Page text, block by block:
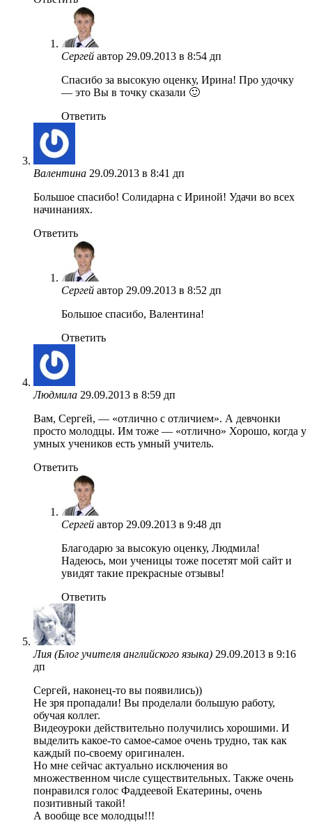
Сергей автор 29.09.2013 в 8:54 дп
Спасибо за высокую оценку, Ирина! Про удочку
— это Вы в точку сказали 🙂
Ответить
Валентина 29.09.2013 в 8:41 дп
Большое спасибо! Солидарна с Ириной! Удачи во всех
начинаниях.
Ответить
Сергей автор 29.09.2013 в 8:52 дп
Большое спасибо, Валентина!
Ответить
Людмила 29.09.2013 в 8:59 дп
Вам, Сергей, — «отлично с отличием». А девчонки
просто молодцы. Им тоже — «отлично» Хорошо, когда у
умных учеников есть умный учитель.
Ответить
Сергей автор 29.09.2013 в 9:48 дп
Благодарю за высокую оценку, Людмила!
Надеюсь, мои ученицы тоже посетят мой сайт и
увидят такие прекрасные отзывы!
Ответить
Лия (Блог учителя английского языка) 29.09.2013 в 9:16
дп
Сергей, наконец-то вы появились))
Не зря пропадали! Вы проделали большую работу,
обучая коллег.
Видеоуроки действительно получились хорошими. И
выделить какое-то самое-самое очень трудно, так как
каждый по-своему оригинален.
Но мне сейчас актуально исключения во
множественном числе существительных. Также очень
понравился голос Фаддеевой Екатерины, очень
позитивный такой!
А вообще все молодцы!!!